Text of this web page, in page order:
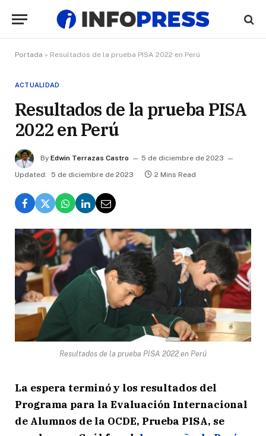
Portada » Resultados de la prueba PISA 2022 en Perú
ACTUALIDAD
Resultados de la prueba PISA
2022 en Perú
By Edwin Terrazas Castro
5 de diciembre de 2023
Updated: 5 de diciembre de 2023 2 Mins Read
Resultados de la prueba PISA 2022 en Perú
La espera terminó y los resultados del
Programa para la Evaluación Internacional
de Alumnos de la OCDE, Prueba PISA, se